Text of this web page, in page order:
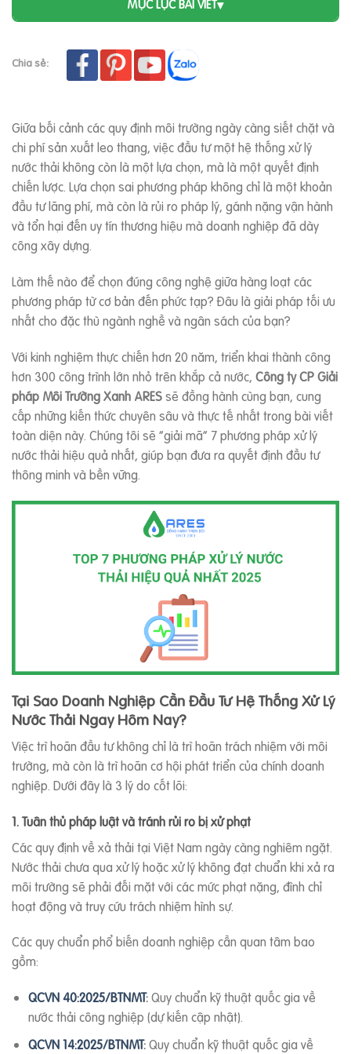
MỤC LỤC BÀI VIẾT▾
Chia sẻ:
Giữa bối cảnh các quy định môi trường ngày càng siết chặt và
chi phí sản xuất leo thang, việc đầu tư một hệ thống xử lý
nước thải không còn là một lựa chọn, mà là một quyết định
chiến lược. Lựa chọn sai phương pháp không chỉ là một khoản
đầu tư lãng phí, mà còn là rủi ro pháp lý, gánh nặng vận hành
và tổn hại đến uy tín thương hiệu mà doanh nghiệp đã dày
công xây dựng.
Làm thế nào để chọn đúng công nghệ giữa hàng loạt các
phương pháp từ cơ bản đến phức tạp? Đâu là giải pháp tối ưu
nhất cho đặc thù ngành nghề và ngân sách của bạn?
Với kinh nghiệm thực chiến hơn 20 năm, triển khai thành công
hơn 300 công trình lớn nhỏ trên khắp cả nước, Công ty CP Giải
pháp Môi Trường Xanh ARESsẽ đồng hành cùng bạn, cung
cấp những kiến thức chuyên sâu và thực tế nhất trong bài viết
toàn diện này. Chúng tôi sẽ “giải mã” 7 phương pháp xử lý
nước thải hiệu quả nhất, giúp bạn đưa ra quyết định đầu tư
thông minh và bền vững.
Tại Sao Doanh Nghiệp Cần Đầu Tư Hệ Thống Xử Lý
Nước Thải Ngay Hôm Nay?
Việc trì hoãn đầu tư không chỉ là trì hoãn trách nhiệm với môi
trường, mà còn là trì hoãn cơ hội phát triển của chính doanh
nghiệp. Dưới đây là 3 lý do cốt lõi:
1. Tuân thủ pháp luật và tránh rủi ro bị xử phạt
Các quy định về xả thải tại Việt Nam ngày càng nghiêm ngặt.
Nước thải chưa qua xử lý hoặc xử lý không đạt chuẩn khi xả ra
môi trường sẽ phải đối mặt với các mức phạt nặng, đình chỉ
hoạt động và truy cứu trách nhiệm hình sự.
Các quy chuẩn phổ biến doanh nghiệp cần quan tâm bao
gồm:
QCVN 40:2025/BTNMT:Quy chuẩn kỹ thuật quốc gia về
nước thải công nghiệp (dự kiến cập nhật).
QCVN 14:2025/BTNMT:Quy chuẩn kỹ thuật quốc gia về